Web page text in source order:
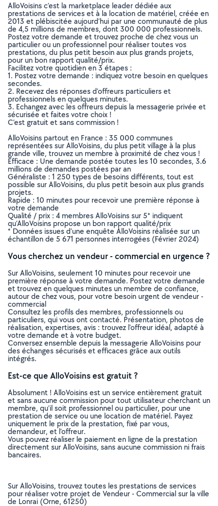
AlloVoisins c’est la marketplace leader dédiée aux
prestations de services et à la location de matériel, créée en
2013 et plébiscitée aujourd’hui par une communauté de plus
de 4,5 millions de membres, dont 300 000 professionnels.
Postez votre demande et trouvez proche de chez vous un
particulier ou un professionnel pour réaliser toutes vos
prestations, du plus petit besoin aux plus grands projets,
pour un bon rapport qualité/prix.
Facilitez votre quotidien en 3 étapes :
1. Postez votre demande : indiquez votre besoin en quelques
secondes.
2. Recevez des réponses d’offreurs particuliers et
professionnels en quelques minutes.
3. Echangez avec les offreurs depuis la messagerie privée et
sécurisée et faites votre choix !
C’est gratuit et sans commission !
AlloVoisins partout en France : 35 000 communes
représentées sur AlloVoisins, du plus petit village à la plus
grande ville, trouvez un membre à proximité de chez vous !
Efficace : Une demande postée toutes les 10 secondes, 3.6
millions de demandes postées par an
Généraliste : 1 250 types de besoins différents, tout est
possible sur AlloVoisins, du plus petit besoin aux plus grands
projets.
Rapide : 10 minutes pour recevoir une première réponse à
votre demande
Qualité / prix : 4 membres AlloVoisins sur 5* indiquent
qu’AlloVoisins propose un bon rapport qualité/prix
* Données issues d’une enquête AlloVoisins réalisée sur un
échantillon de 5 671 personnes interrogées (Février 2024)
Vous cherchez un vendeur - commercial en urgence ?
Sur AlloVoisins, seulement 10 minutes pour recevoir une
première réponse à votre demande. Postez votre demande
et trouvez en quelques minutes un membre de confiance,
autour de chez vous, pour votre besoin urgent de vendeur -
commercial
Consultez les profils des membres, professionnels ou
particuliers, qui vous ont contacté. Présentation, photos de
réalisation, expertises, avis : trouvez l'offreur idéal, adapté à
votre demande et à votre budget.
Conversez ensemble depuis la messagerie AlloVoisins pour
des échanges sécurisés et efficaces grâce aux outils
intégrés.
Est-ce que AlloVoisins est gratuit ?
Absolument ! AlloVoisins est un service entièrement gratuit
et sans aucune commission pour tout utilisateur cherchant un
membre, qu’il soit professionnel ou particulier, pour une
prestation de service ou une location de matériel. Payez
uniquement le prix de la prestation, fixé par vous,
demandeur, et l’offreur.
Vous pouvez réaliser le paiement en ligne de la prestation
directement sur AlloVoisins, sans aucune commission ni frais
bancaires.
Sur AlloVoisins, trouvez toutes les prestations de services
pour réaliser votre projet de Vendeur - Commercial sur la ville
de Lonrai (Orne, 61250)